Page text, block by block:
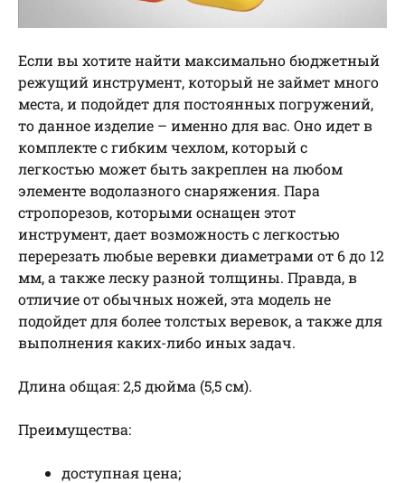
Если вы хотите найти максимально бюджетный
режущий инструмент, который не займет много
места, и подойдет для постоянных погружений,
то данное изделие – именно для вас. Оно идет в
комплекте с гибким чехлом, который с
легкостью может быть закреплен на любом
элементе водолазного снаряжения. Пара
стропорезов, которыми оснащен этот
инструмент, дает возможность с легкостью
перерезать любые веревки диаметрами от 6 до 12
мм, а также леску разной толщины. Правда, в
отличие от обычных ножей, эта модель не
подойдет для более толстых веревок, а также для
выполнения каких-либо иных задач.
Длина общая: 2,5 дюйма (5,5 см).
Преимущества:
доступная цена;